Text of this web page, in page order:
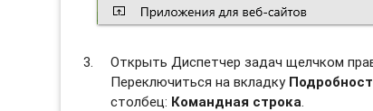
Открыть Диспетчер задач щелчком
Переключиться на вкладку
столбец: Командная строка